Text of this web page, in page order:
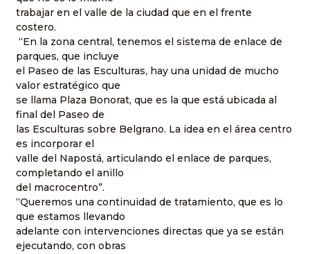
trabajar en el valle de la ciudad que en el frente
costero.
“En la zona central, tenemos el sistema de enlace de
parques, que incluye
el Paseo de las Esculturas, hay una unidad de mucho
valor estratégico que
se llama Plaza Bonorat, que es la que está ubicada al
final del Paseo de
las Esculturas sobre Belgrano. La idea en el área centro
es incorporar el
valle del Napostá, articulando el enlace de parques,
completando el anillo
del macrocentro”.
“Queremos una continuidad de tratamiento, que es lo
que estamos llevando
adelante con intervenciones directas que ya se están
ejecutando, con obras